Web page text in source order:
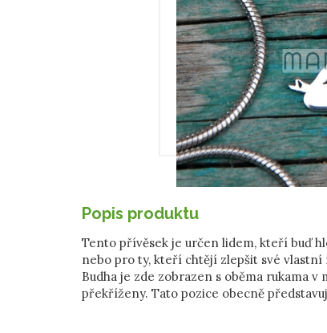
Popis produktu
Tento přívěsek je určen lidem, kteří buď
nebo pro ty, kteří chtějí zlepšit své
Budha je zde zobrazen s oběma rukama v
překříženy. Tato pozice obecně